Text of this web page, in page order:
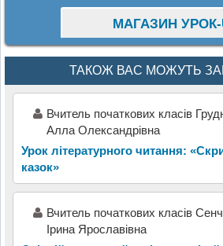
МАГАЗИН УРОК-
ТАКОЖ ВАС МОЖУТЬ
Вчитель початкових класів
Алла Олександрівна
Урок літературного читання:
казок»
Вчитель початкових класів
Ірина Ярославівна